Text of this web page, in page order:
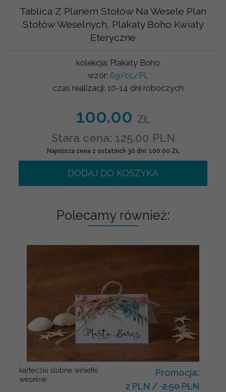
Tablica Z Planem Stołów Na Wesele Plan
Stołów Weselnych, Plakaty Boho Kwiaty
Eteryczne
kolekcja: Plakaty Boho
wzór: 69/cc/PL
czas realizacji: 10-14 dni roboczych
100.00 ZŁ
Stara cena: 125.00 PLN
Najniższa cena z ostatnich 30 dni: 100.00 ZŁ
DODAJ DO KOSZYKA
Polecamy również:
karteczki ślubne winietki
weselne
Promocja:
2 PLN / 2.50 PLN